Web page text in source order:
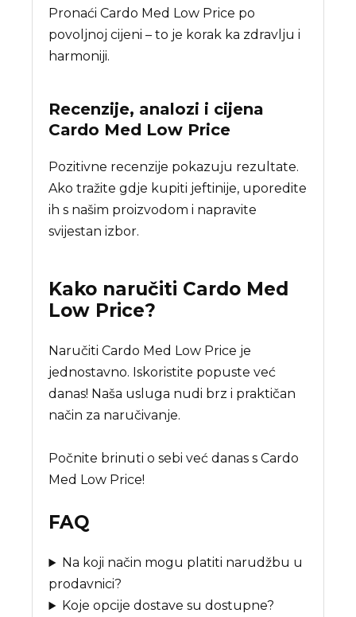
Pronaći Cardo Med Low Price po
povoljnoj cijeni – to je korak ka zdravlju i
harmoniji.
Recenzije, analozi i cijena
Cardo Med Low Price
Pozitivne recenzije pokazuju rezultate.
Ako tražite gdje kupiti jeftinije, uporedite
ih s našim proizvodom i napravite
svijestan izbor.
Kako naručiti Cardo Med
Low Price?
Naručiti Cardo Med Low Price je
jednostavno. Iskoristite popuste već
danas! Naša usluga nudi brz i praktičan
način za naručivanje.
Počnite brinuti o sebi već danas s Cardo
Med Low Price!
FAQ
Na koji način mogu platiti narudžbu u
prodavnici?
Koje opcije dostave su dostupne?